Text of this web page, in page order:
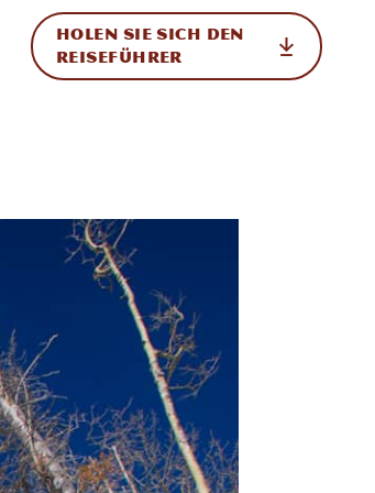
HOLEN SIE SICH DEN
REISEFÜHRER